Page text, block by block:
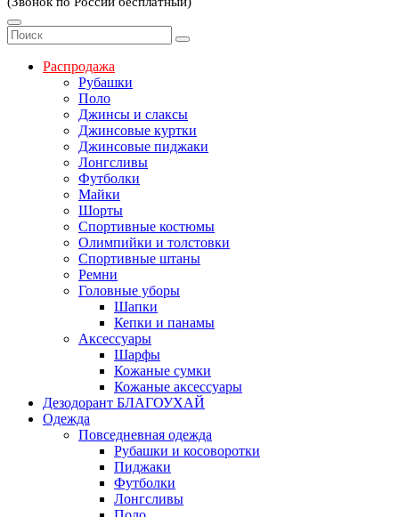
Распродажа
Рубашки
Поло
Джинсы и слаксы
Джинсовые куртки
Джинсовые пиджаки
Лонгсливы
Футболки
Майки
Шорты
Спортивные костюмы
Олимпийки и толстовки
Спортивные штаны
Ремни
Головные уборы
Шапки
Кепки и панамы
Аксессуары
Шарфы
Кожаные сумки
Кожаные аксессуары
Дезодорант БЛАГОУХАЙ
Одежда
Повседневная одежда
Рубашки и косоворотки
Пиджаки
Футболки
Лонгсливы